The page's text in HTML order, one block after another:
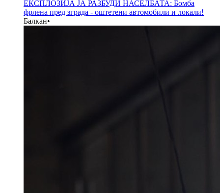
ЕКСПЛОЗИЈА ЈА РАЗБУДИ НАСЕЛБАТА: Бомба
фрлена пред зграда - оштетени автомобили и локали!
Балкан•